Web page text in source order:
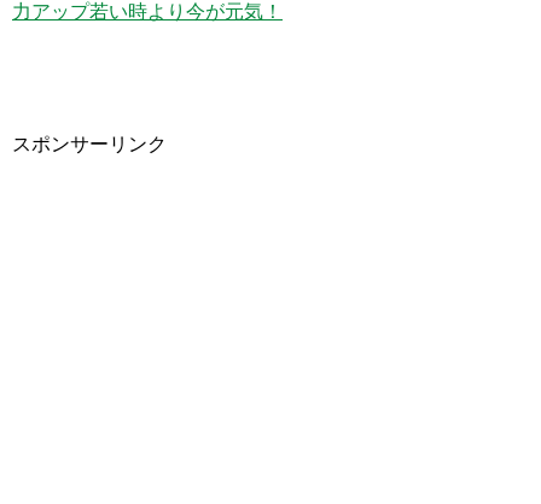
力アップ若い時より今が元気！
スポンサーリンク